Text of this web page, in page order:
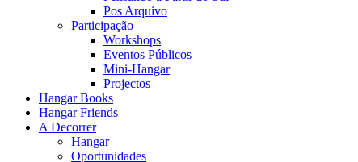
Pos Arquivo
Participação
Workshops
Eventos Públicos
Mini-Hangar
Projectos
Hangar Books
Hangar Friends
A Decorrer
Hangar
Oportunidades